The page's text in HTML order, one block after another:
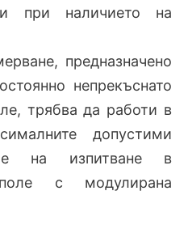
при наличието на
предназначено
непрекъснато
трябва да работи в
допустими
на изпитване в
поле с модулирана